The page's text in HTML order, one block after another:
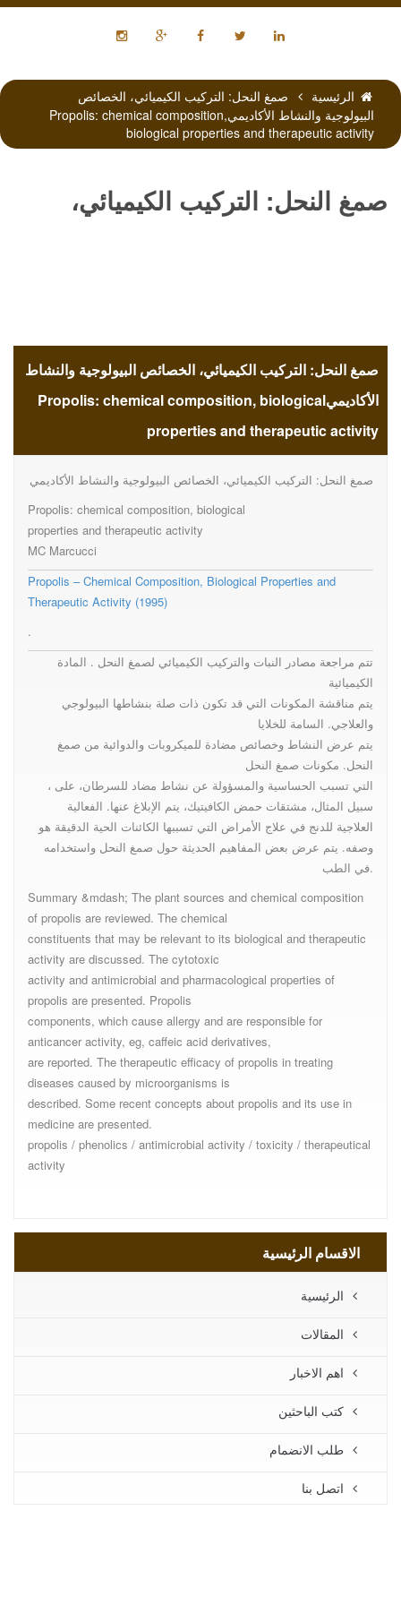
الرئيسية
صمغ النحل: التركيب الكيميائي، الخصائص
البيولوجية والنشاط الأكاديميPropolis: chemical composition,
biological properties and therapeutic activity
صمغ النحل: التركيب الكيميائي،
composition, biological
properties and therapeutic
صمغ النحل: التركيب الكيميائي، الخصائص البيولوجية والنشاط
الأكاديميPropolis: chemical composition, biological
properties and therapeutic activity
صمغ النحل: التركيب الكيميائي، الخصائص البيولوجية والنشاط الأكاديمي
Propolis: chemical composition, biological
properties and therapeutic activity
MC Marcucci
Propolis – Chemical Composition, Biological Properties and
Therapeutic Activity (1995)
.
تتم مراجعة مصادر النبات والتركيب الكيميائي لصمغ النحل . المادة
الكيميائية
يتم مناقشة المكونات التي قد تكون ذات صلة بنشاطها البيولوجي
والعلاجي. السامة للخلايا
يتم عرض النشاط وخصائص مضادة للميكروبات والدوائية من صمغ
النحل. مكونات صمغ النحل
، التي تسبب الحساسية والمسؤولة عن نشاط مضاد للسرطان، على
سبيل المثال، مشتقات حمض الكافيتيك، يتم الإبلاغ عنها. الفعالية
العلاجية للدنج في علاج الأمراض التي تسببها الكائنات الحية الدقيقة هو
وصفه. يتم عرض بعض المفاهيم الحديثة حول صمغ النحل واستخدامه
في الطب.
Summary &mdash; The plant sources and chemical composition
of propolis are reviewed. The chemical
constituents that may be relevant to its biological and therapeutic
activity are discussed. The cytotoxic
activity and antimicrobial and pharmacological properties of
propolis are presented. Propolis
components, which cause allergy and are responsible for
anticancer activity, eg, caffeic acid derivatives,
are reported. The therapeutic efficacy of propolis in treating
diseases caused by microorganisms is
described. Some recent concepts about propolis and its use in
medicine are presented.
propolis / phenolics / antimicrobial activity / toxicity / therapeutical
activity
الاقسام الرئيسية
الرئيسية
المقالات
اهم الاخبار
كتب الباحثين
طلب الانضمام
اتصل بنا